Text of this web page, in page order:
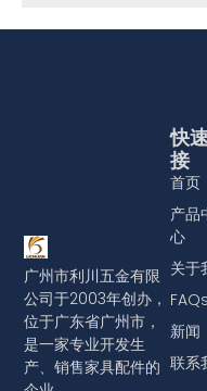
广州市利川五金有限
公司于2003年创办，
位于广东省广州市，
是一家专业开发生
产、销售家具配件的
快
接
首页
产品
心
关于
FAQs
新闻
联系